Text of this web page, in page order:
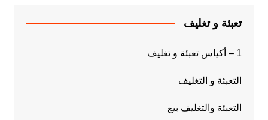
تعبئة و تغليف
1 – أكياس تعبئة و تغليف
التعبئة و التغليف
التعبئة والتغليف بيع